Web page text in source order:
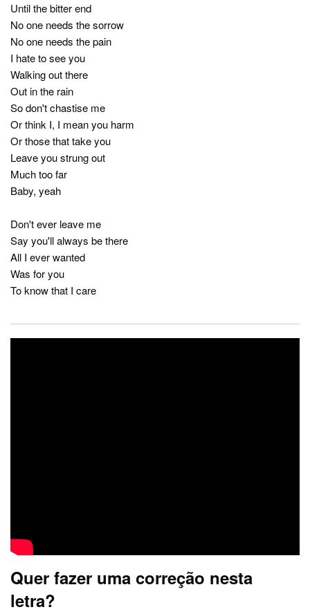
Until the bitter end
No one needs the sorrow
No one needs the pain
I hate to see you
Walking out there
Out in the rain
So don't chastise me
Or think I, I mean you harm
Or those that take you
Leave you strung out
Much too far
Baby, yeah
Don't ever leave me
Say you'll always be there
All I ever wanted
Was for you
To know that I care
Quer fazer uma correção nesta
letra?